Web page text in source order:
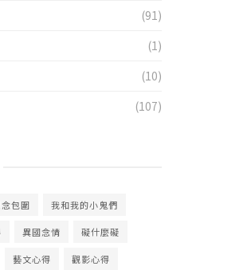
(91)
(1)
(10)
(107)
念包圍 我和我的小鬼們
異國念情 礙什麼礙
藝文心得 觀影心得